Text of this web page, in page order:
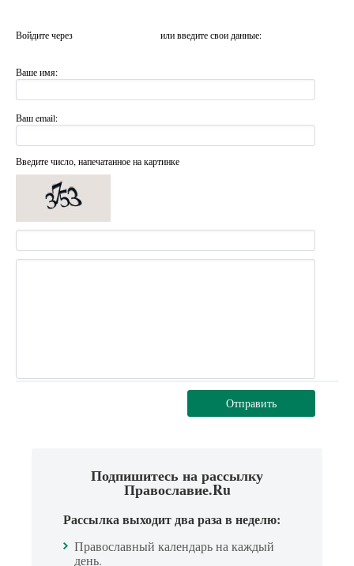
Войдите через или введите свои данные:
Ваше имя:
Ваш email:
Введите число, напечатанное на картинке
Отправить
Подпишитесь на рассылку
Православие.Ru
Рассылка выходит два раза в неделю:
Православный календарь на каждый
день.